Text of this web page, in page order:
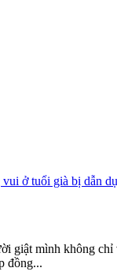
tuổi già bị dẫn dụ
mình không
đồng...